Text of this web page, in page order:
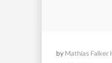
byMathias Falker